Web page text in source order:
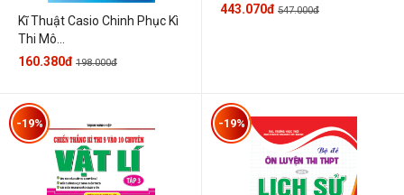
Kĩ Thuật Casio Chinh Phục Kì
Thi Mô...
160.380đ 198.000đ
443.070đ 547.000đ
-19% -19%